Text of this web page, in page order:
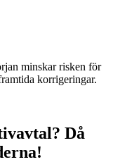
minskar risken för
korrigeringar.
Då